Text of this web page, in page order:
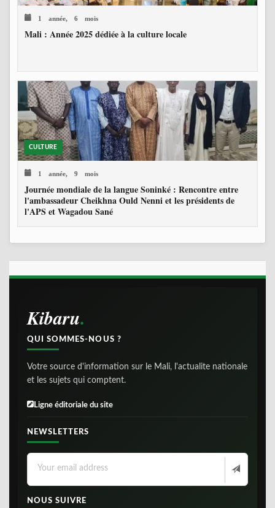
1 année, 6 mois
Mali : Année 2025 dédiée à la culture locale
CULTURE
1 année, 9 mois
Journée mondiale de la langue Soninké : Rencontre entre
l'ambassadeur Cheikhna Ould Nenni et les présidents de
l'APS et Wagadou Sané
Kibaru
QUI SOMMES-NOUS ?
Votre source d'information sur le Mali, l'actualite nationale
et les sujets qui comptent.
Ligne éditoriale du site
NEWSLETTERS
NOUS SUIVRE